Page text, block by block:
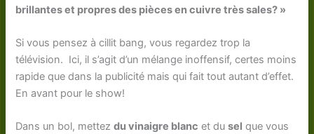
brillantes et propres des pièces en cuivre très sales? »
Si vous pensez à cillit bang, vous regardez trop la
télévision. Ici, il s’agit d’un mélange inoffensif, certes moins
rapide que dans la publicité mais qui fait tout autant d’effet.
En avant pour le show!
Dans un bol, mettezdu vinaigre blanc et dusel que vous